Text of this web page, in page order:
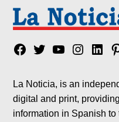
Facebook
TwitterYouTubeInstagram
La Noticia, is an
digital and print,
information in Spanish